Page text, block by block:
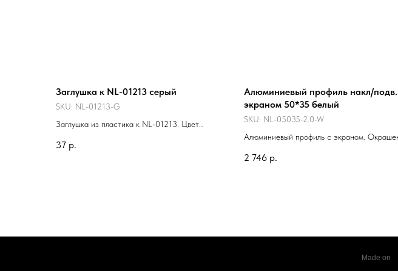
Заглушка к NL-01213 серый
SKU: NL-01213-G
Заглушка из пластика к NL-01213. Цвет
37 р.
Алюминиевый профиль накл/
экраном 50*35 белый
SKU: NL-05035-2.0-W
Алюминиевый профиль с экраном.
основной и декоративной подсветки. Для
2 746 р.
Made on